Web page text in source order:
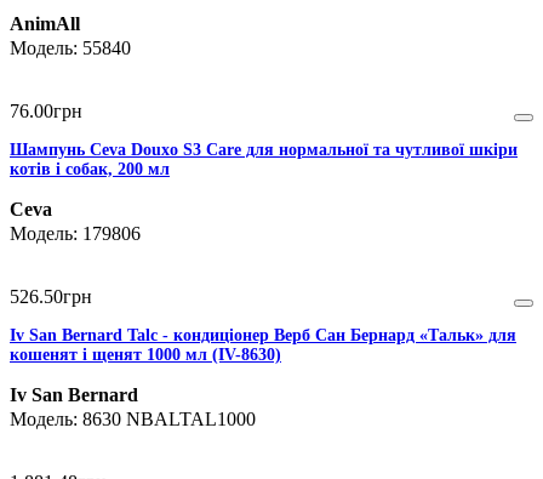
AnimAll
55840
76.00грн
Шампунь Ceva Douxo S3 Care для нормальної та чутливої шкіри
котів і собак, 200 мл
Ceva
179806
526.50грн
Iv San Bernard Talc - кондиціонер Верб Сан Бернард «Тальк» для
кошенят і щенят 1000 мл (IV-8630)
Iv San Bernard
8630 NBALTAL1000